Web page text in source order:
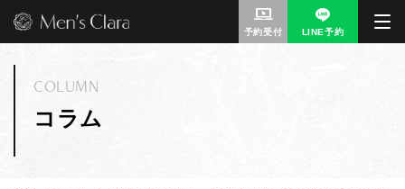
予約受付 LINE予約
コラム
COLUMN